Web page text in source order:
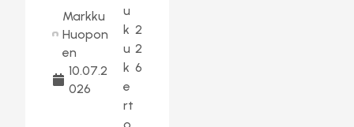
Markku
Huopon
en
10.07.2
026
u
k
u
k
e
rt
2
2
6